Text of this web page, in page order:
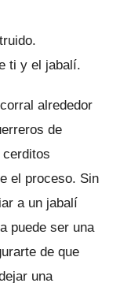
ti y el jabalí.
alrededor
de
el proceso. Sin
a un jabalí
puede ser una
de que
una